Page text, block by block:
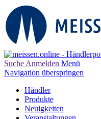
Suche Anmelden Menü
Navigation überspringen
Händler
Produkte
Neuigkeiten